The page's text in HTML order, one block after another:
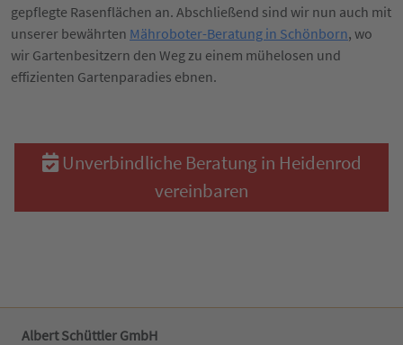
gepflegte Rasenflächen an. Abschließend sind wir nun auch mit
unserer bewährten Mähroboter-Beratung in Schönborn, wo
wir Gartenbesitzern den Weg zu einem mühelosen und
effizienten Gartenparadies ebnen.
Unverbindliche Beratung in Heidenrod
vereinbaren
Albert Schüttler GmbH